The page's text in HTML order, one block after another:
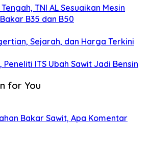
TNI AL Sesuaikan Mesin
B35 dan B50
Sejarah, dan Harga Terkini
ITS Ubah Sawit Jadi Bensin
for You
Bakar Sawit, Apa Komentar